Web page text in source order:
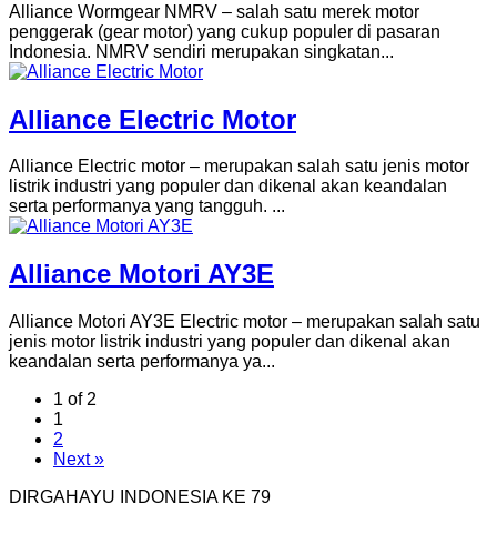
Alliance Wormgear NMRV – salah satu merek motor
penggerak (gear motor) yang cukup populer di pasaran
Indonesia. NMRV sendiri merupakan singkatan...
Alliance Electric Motor
Alliance Electric motor – merupakan salah satu jenis motor
listrik industri yang populer dan dikenal akan keandalan
serta performanya yang tangguh. ...
Alliance Motori AY3E
Alliance Motori AY3E Electric motor – merupakan salah satu
jenis motor listrik industri yang populer dan dikenal akan
keandalan serta performanya ya...
1 of 2
1
2
Next »
DIRGAHAYU INDONESIA KE 79